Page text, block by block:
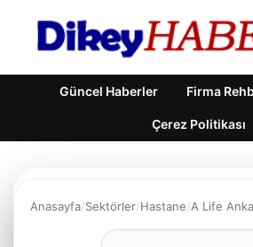
Güncel Haberler Firma
Çerez Politikası
Anasayfa Sektörler Hastane A Life